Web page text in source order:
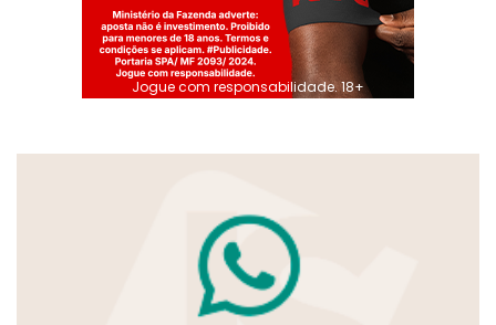
Jogue com responsabilidade. 18+